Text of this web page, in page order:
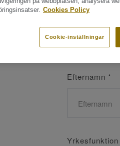
Namn
Efternamn *
Yrkesfunktion
Cookies Policy
Cookie-inställningar